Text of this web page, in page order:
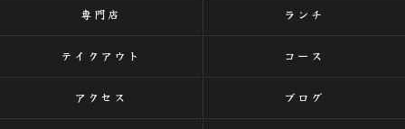
専門店 ランチ
テイクアウト コース
アクセス ブログ